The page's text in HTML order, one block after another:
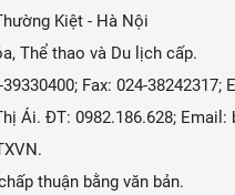
Kiệt - Hà Nội
Thể thao và Du lịch cấp.
Fax: 024-
Ái. ĐT: 0982.186.628;
thuận bằng văn bản.